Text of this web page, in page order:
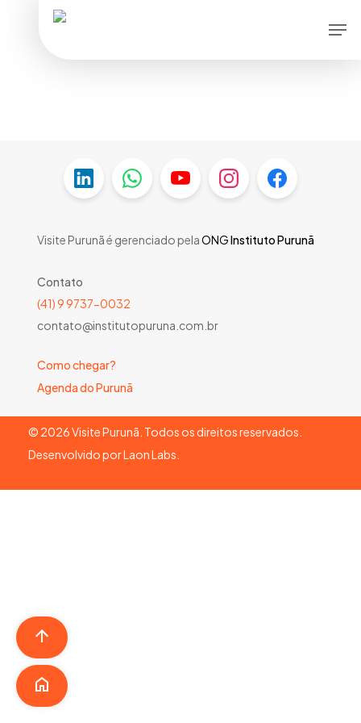
Visite Purunã é gerenciado pelaONGInstituto Purunã
Contato
(41) 9 9737-0032
contato@institutopuruna.com.br
Como chegar?
Agenda do Purunã
© 2026Visite Purunã. Todos os direitos reservados.
Desenvolvido porLaon Labs